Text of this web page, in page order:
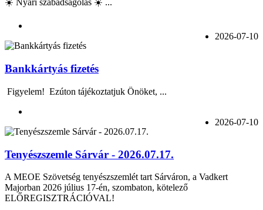
☀️ Nyári szabadságolás ☀️ ...
2026-07-10
Bankkártyás fizetés
Figyelem! Ezúton tájékoztatjuk Önöket, ...
2026-07-10
Tenyészszemle Sárvár - 2026.07.17.
A MEOE Szövetség tenyészszemlét tart Sárváron, a Vadkert
Majorban 2026 július 17-én, szombaton, kötelező
ELŐREGISZTRÁCIÓVAL!